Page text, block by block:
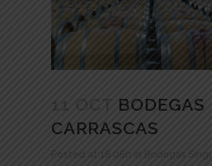
11 OCT BODEGAS
CARRASCAS
Posted at 18:06h in Bodegas